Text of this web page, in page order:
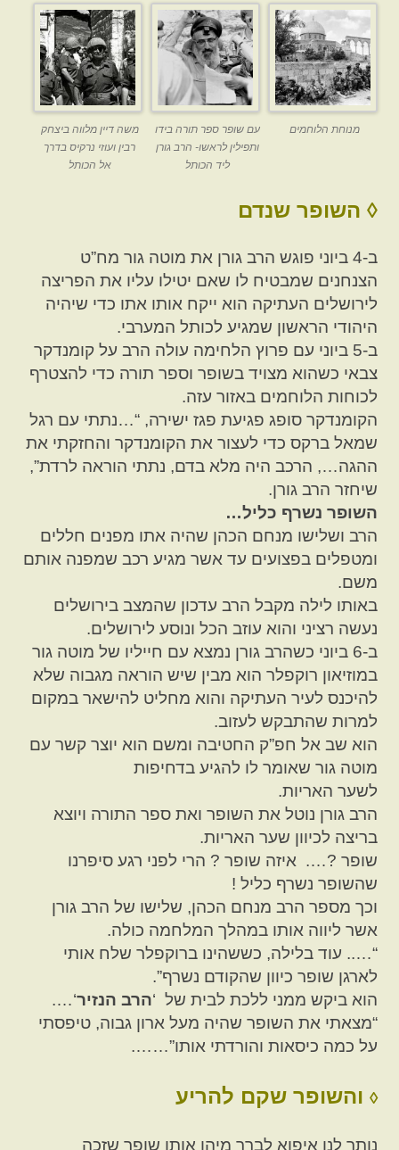
מנוחת הלוחמים
עם שופר ספר תורה בידו
ותפילין לראשו- הרב גורן
ליד הכותל
משה דיין מלווה ביצחק
רבין ועוזי נרקיס בדרך
אל הכותל
◊ השופר שנדם
ב-4 ביוני פוגש הרב גורן את מוטה גור מח”ט
הצנחנים שמבטיח לו שאם יטילו עליו את הפריצה
לירושלים העתיקה הוא ייקח אותו אתו כדי שיהיה
היהודי הראשון שמגיע לכותל המערבי.
ב-5 ביוני עם פרוץ הלחימה עולה הרב על קומנדקר
צבאי כשהוא מצויד בשופר וספר תורה כדי להצטרף
לכוחות הלוחמים באזור עזה.
הקומנדקר סופג פגיעת פגז ישירה, “…נתתי עם רגל
שמאל ברקס כדי לעצור את הקומנדקר והחזקתי את
ההגה…, הרכב היה מלא בדם, נתתי הוראה לרדת”,
שיחזר הרב גורן.
השופר נשרף כליל…
הרב ושלישו מנחם הכהן שהיה אתו מפנים חללים
ומטפלים בפצועים עד אשר מגיע רכב שמפנה אותם
משם.
באותו לילה מקבל הרב עדכון שהמצב בירושלים
נעשה רציני והוא עוזב הכל ונוסע לירושלים.
ב-6 ביוני כשהרב גורן נמצא עם חייליו של מוטה גור
במוזיאון רוקפלר הוא מבין שיש הוראה מגבוה שלא
להיכנס לעיר העתיקה והוא מחליט להישאר במקום
למרות שהתבקש לעזוב.
הוא שב אל חפ”ק החטיבה ומשם הוא יוצר קשר עם
מוטה גור שאומר לו להגיע בדחיפות
לשער האריות.
הרב גורן נוטל את השופר ואת ספר התורה ויוצא
בריצה לכיוון שער האריות.
שופר ?…. איזה שופר ? הרי לפני רגע סיפרנו
שהשופר נשרף כליל !
וכך מספר הרב מנחם הכהן, שלישו של הרב גורן
אשר ליווה אותו במהלך המלחמה כולה.
“….. עוד בלילה, כששהינו ברוקפלר שלח אותי
לארגן שופר כיוון שהקודם נשרף”.
הוא ביקש ממני ללכת לבית של ‘הרב הנזיר‘….
“מצאתי את השופר שהיה מעל ארון גבוה, טיפסתי
על כמה כיסאות והורדתי אותו”…….
◊ והשופר שקם להריע
נותר לנו איפוא לברר מיהו אותו שופר שזכה